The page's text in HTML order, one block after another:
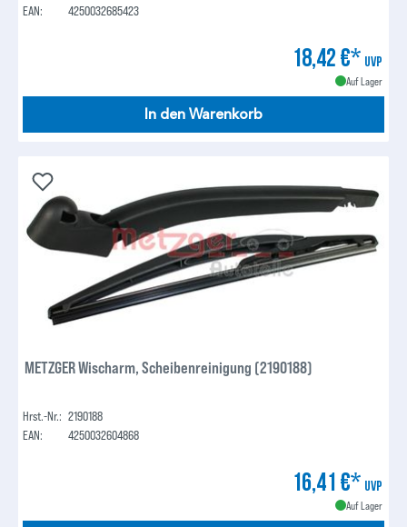
EAN: 4250032685423
18,42 €* UVP
Auf Lager
In den Warenkorb
METZGER Wischarm, Scheibenreinigung (2190188)
Hrst.-Nr.: 2190188
EAN:
4250032604868
16,41 €* UVP
Auf Lager